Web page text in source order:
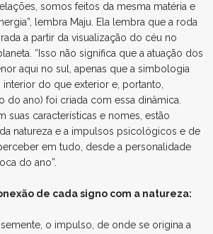
somos feitos da mesma matéria e
lembra Maju. Ela lembra que a roda
a partir da visualização do céu no
“Isso não significa que a atuação dos
aqui no sul, apenas que a simbologia
do que exterior e, portanto,
do ano) foi criada com essa dinâmica.
suas características e nomes, estão
natureza e a impulsos psicológicos e de
em tudo, desde a personalidade
do ano”.
de cada signo com a natureza:
o impulso, de onde se origina a